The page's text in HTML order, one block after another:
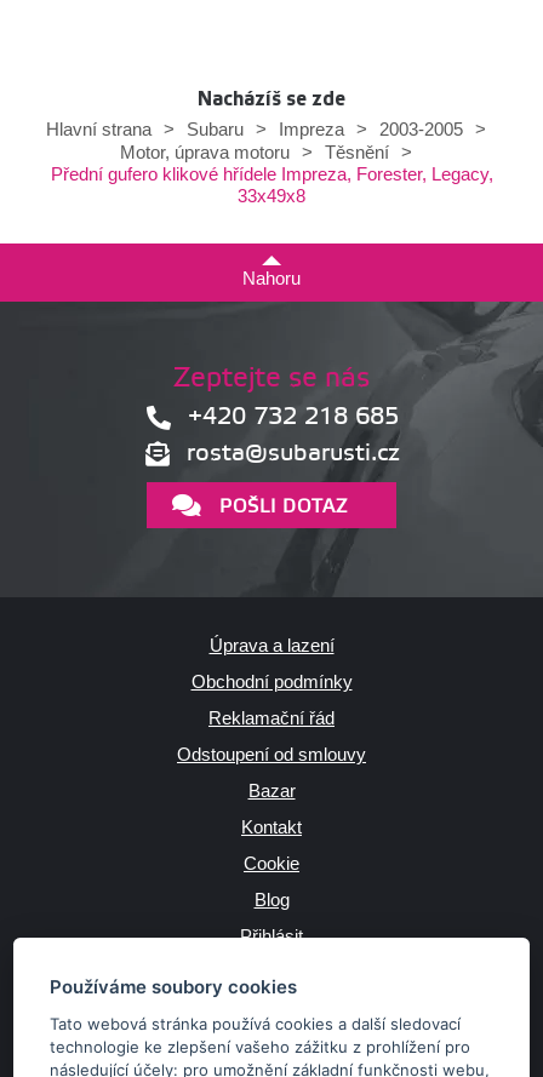
Používáme soubory cookies
Tato webová stránka používá cookies a další sledovací
technologie ke zlepšení vašeho zážitku z prohlížení pro
následující účely: pro umožnění základní funkčnosti webu,
Nacházíš se zde
Hlavní strana
> Subaru > Impreza > 2003-2005
>
Motor, úprava motoru
> Těsnění
>
Přední gufero klikové hřídele Impreza, Forester, Legacy,
33x49x8
Nahoru
Zeptejte se nás
+420 732 218 685
rosta@subarusti.cz
POŠLI DOTAZ
Úprava a lazení
Obchodní podmínky
Reklamační řád
Odstoupení od smlouvy
Bazar
Kontakt
Cookie
Blog
Přihlásit